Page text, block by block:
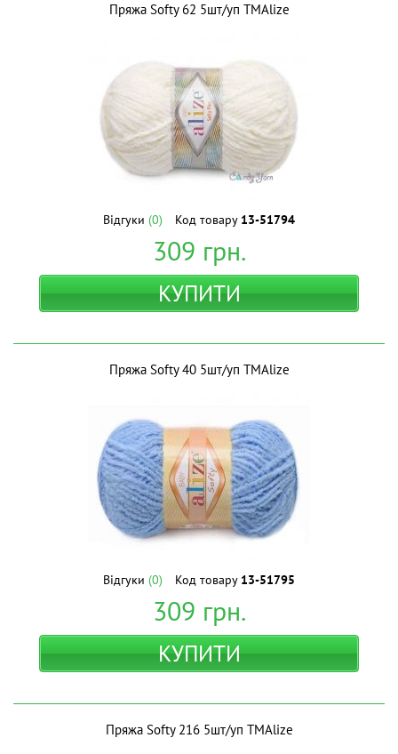
Пряжа Softy 62 5шт/уп ТМAlize
Відгуки (0) Код товару 13-51794
309 грн.
КУПИТИ
Пряжа Softy 40 5шт/уп ТМAlize
Відгуки (0) Код товару 13-51795
309 грн.
КУПИТИ
Пряжа Softy 216 5шт/уп ТМAlize